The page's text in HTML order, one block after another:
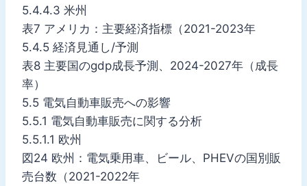
5.4.4.3 米州
表7 アメリカ：主要経済指標（2021-2023年
5.4.5 経済見通し/予測
表8 主要国のgdp成長予測、2024-2027年（成長
率）
5.5 電気自動車販売への影響
5.5.1 電気自動車販売に関する分析
5.5.1.1 欧州
図24 欧州：電気乗用車、ビール、PHEVの国別販
売台数（2021-2022年